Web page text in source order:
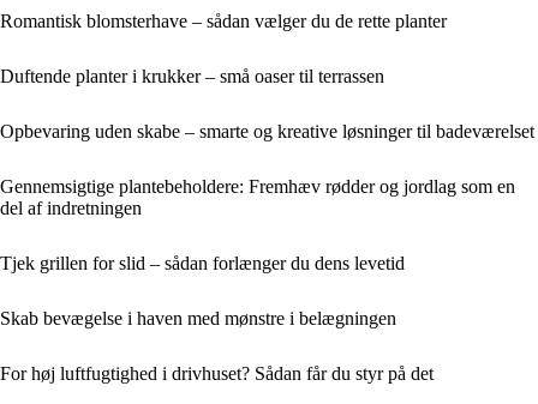
Romantisk blomsterhave – sådan vælger du de rette planter
Duftende planter i krukker – små oaser til terrassen
Opbevaring uden skabe – smarte og kreative løsninger til badeværelset
Gennemsigtige plantebeholdere: Fremhæv rødder og jordlag som en
del af indretningen
Tjek grillen for slid – sådan forlænger du dens levetid
Skab bevægelse i haven med mønstre i belægningen
For høj luftfugtighed i drivhuset? Sådan får du styr på det